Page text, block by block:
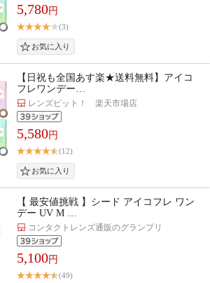
5,780円
(3)
【日祝も全国あす楽★送料無料】アイコ
フレワンデー…
レンズピット！ 楽天市場店
5,580円
(12)
【 最安値挑戦 】シード アイコフレ ワン
デー UV M …
コンタクトレンズ通販のグランプリ
5,100円
(49)